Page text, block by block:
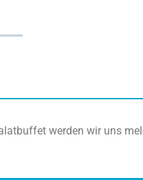
werden wir uns